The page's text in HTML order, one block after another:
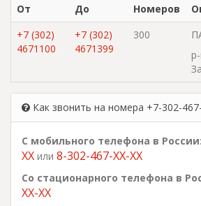
От До Номеров
+7 (302)
4671100
+7 (302)
4671399
300
Как звонить на номера +7-302-
С мобильного телефона в России:
XX или 8-302-467-XX-XX
Со стационарного телефона в
XX-XX